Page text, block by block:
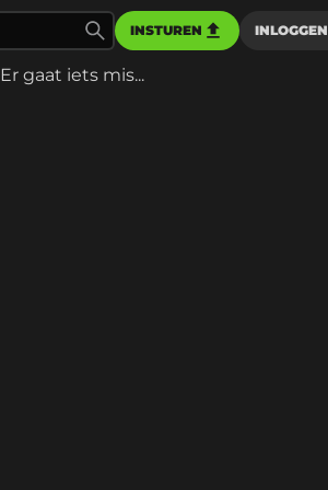
INSTUREN INLOGGEN
Er gaat iets mis...